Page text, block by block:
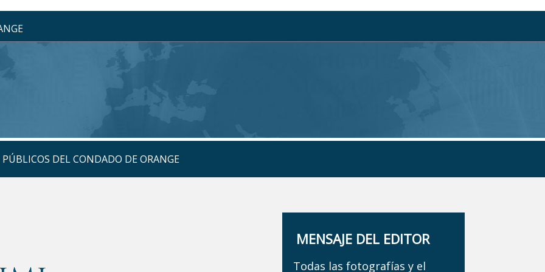
DEL CONDADO DE ORANGE
MENSAJE DEL EDITOR
Todas las fotografías y el